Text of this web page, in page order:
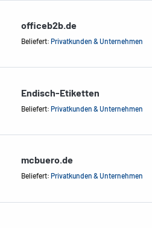
officeb2b.de
Beliefert: Privatkunden & Unternehmen
Endisch-Etiketten
Beliefert: Privatkunden & Unternehmen
mcbuero.de
Beliefert: Privatkunden & Unternehmen